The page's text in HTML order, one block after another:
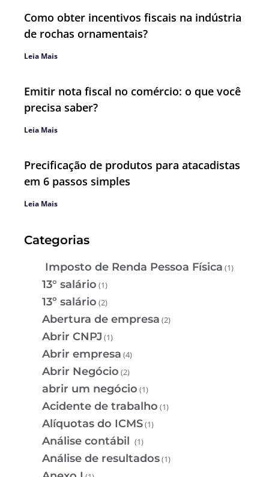
Como obter incentivos fiscais na indústria
de rochas ornamentais?
Leia Mais
Emitir nota fiscal no comércio: o que você
precisa saber?
Leia Mais
Precificação de produtos para atacadistas
em 6 passos simples
Leia Mais
Categorias
Imposto de Renda Pessoa Física (1)
13° salário (1)
13º salário (2)
Abertura de empresa (2)
Abrir CNPJ (1)
Abrir empresa (4)
Abrir Negócio (2)
abrir um negócio (1)
Acidente de trabalho (1)
Alíquotas do ICMS(1)
Análise contábil (1)
Análise de resultados(1)